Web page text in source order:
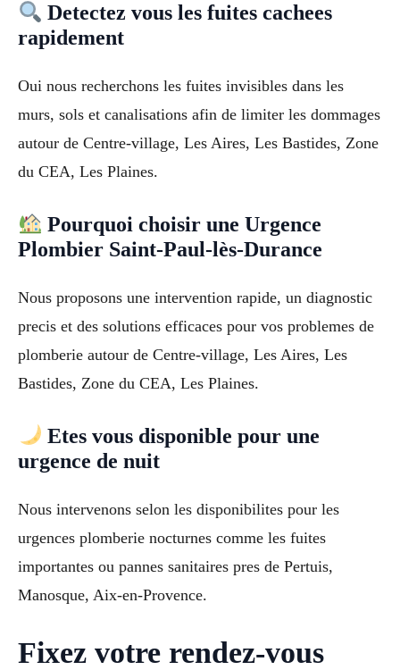
Detectez vous les fuites cachees
rapidement
Oui nous recherchons les fuites invisibles dans les
murs, sols et canalisations afin de limiter les dommages
autour de Centre-village, Les Aires, Les Bastides, Zone
du CEA, Les Plaines.
Pourquoi choisir une Urgence
Plombier Saint-Paul-lès-Durance
Nous proposons une intervention rapide, un diagnostic
precis et des solutions efficaces pour vos problemes de
plomberie autour de Centre-village, Les Aires, Les
Bastides, Zone du CEA, Les Plaines.
Etes vous disponible pour une
urgence de nuit
Nous intervenons selon les disponibilites pour les
urgences plomberie nocturnes comme les fuites
importantes ou pannes sanitaires pres de Pertuis,
Manosque, Aix-en-Provence.
Fixez votre rendez-vous